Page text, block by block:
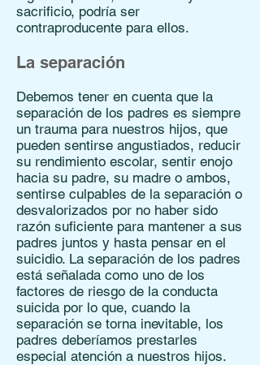
sacrificio, podría ser
contraproducente para ellos.
La separación
Debemos tener en cuenta que la
separación de los padres es siempre
un trauma para nuestros hijos, que
pueden sentirse angustiados, reducir
su rendimiento escolar, sentir enojo
hacia su padre, su madre o ambos,
sentirse culpables de la separación o
desvalorizados por no haber sido
razón suficiente para mantener a sus
padres juntos y hasta pensar en el
suicidio. La separación de los padres
está señalada como uno de los
factores de riesgo de la conducta
suicida por lo que, cuando la
separación se torna inevitable, los
padres deberíamos prestarles
especial atención a nuestros hijos.